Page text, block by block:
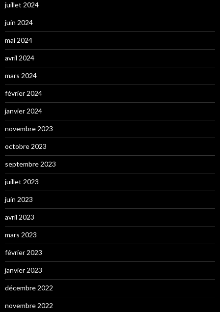
juillet 2024
juin 2024
mai 2024
avril 2024
mars 2024
février 2024
janvier 2024
novembre 2023
octobre 2023
septembre 2023
juillet 2023
juin 2023
avril 2023
mars 2023
février 2023
janvier 2023
décembre 2022
novembre 2022